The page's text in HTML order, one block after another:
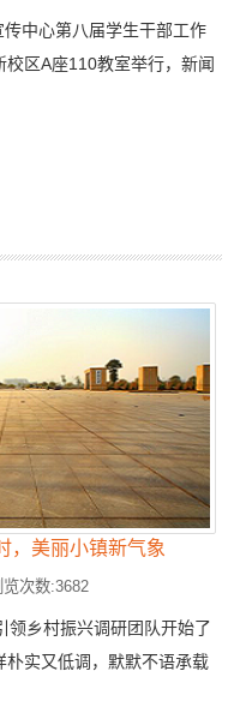
中心第八届学生干部工作
区A座110教室举行，新闻
，美丽小镇新气象
次数:3682
领乡村振兴调研团队开始了
实又低调，默默不语承载